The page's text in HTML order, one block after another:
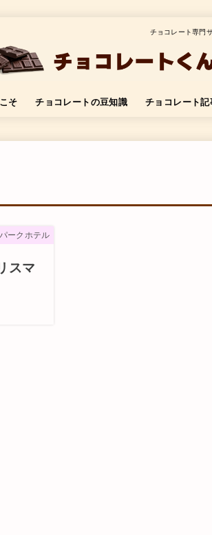
チョコレート専門
そ チョコレートの豆知識 チョコレート記
ークホテル
スマ